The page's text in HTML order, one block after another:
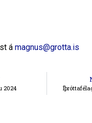
á magnus@grotta.is
2024